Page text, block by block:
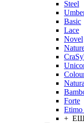
Steel
Basic
Lace
Novel
Forte
Etimo
+